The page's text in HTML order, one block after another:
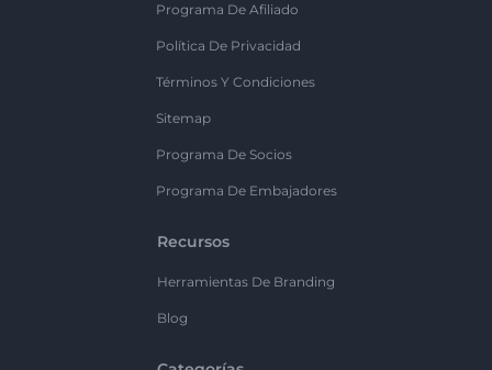
Programa De Afiliado
Política De Privacidad
Términos Y Condiciones
Sitemap
Programa De Socios
Programa De Embajadores
Recursos
Herramientas De Branding
Blog